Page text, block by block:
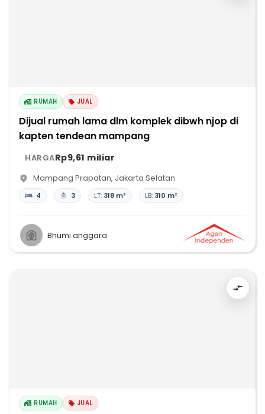
RUMAH JUAL
Dijual rumah lama dlm komplek dibwh njop di
kapten tendean mampang
HARGARp9,61 miliar
Mampang Prapatan, Jakarta Selatan
4 3 LT: 318 m² LB: 310 m²
Bhumi anggara
RUMAH JUAL